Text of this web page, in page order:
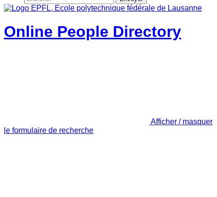
Online People Directory
Afficher / masquer
le formulaire de recherche